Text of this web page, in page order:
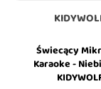
Świecący
Karaoke -